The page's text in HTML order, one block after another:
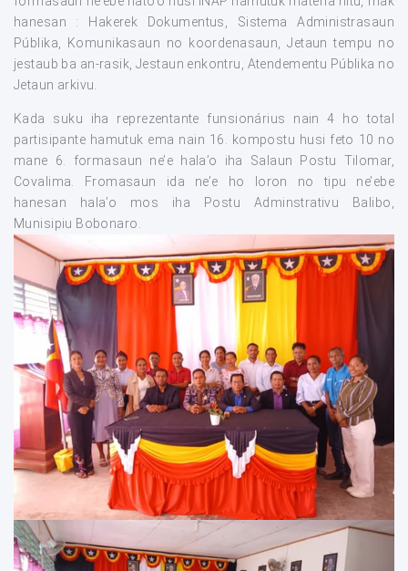
hanesan : Hakerek Dokumentus, Sistema Administrasaun
Públika, Komunikasaun no koordenasaun, Jetaun tempu no
jestaub ba an-rasik, Jestaun enkontru, Atendementu Públika no
Jetaun arkivu.
Kada suku iha reprezentante funsionárius nain 4 ho total
partisipante hamutuk ema nain 16. kompostu husi feto 10 no
mane 6. formasaun ne’e hala’o iha Salaun Postu Tilomar,
Covalima. Fromasaun ida ne’e ho loron no tipu ne’ebe
hanesan hala’o mos iha Postu Adminstrativu Balibo,
Munisipiu Bobonaro.